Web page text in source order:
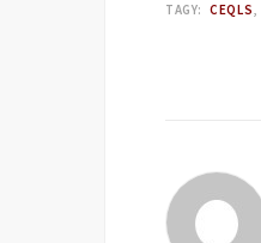
TAGY: CEQLS